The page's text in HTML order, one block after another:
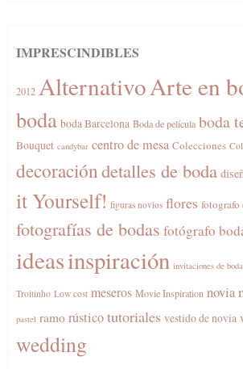
IMPRESCINDIBLES
2012 AlternativoArte en
boda boda Barcelona Boda de película boda
Bouquet candybar centro de mesa Colecciones
decoracióndetalles de boda
it Yourself! figuras novios flores fotografo
fotografías de bodas fotógrafo
ideasinspiración invitaciones de boda
Troitinho Low cost meseros Movie Inspiration novia
pastel ramo rústicotutoriales vestido de novia
wedding